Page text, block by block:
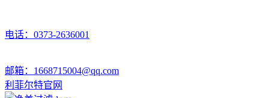
电话：0373-2636001
邮箱：1668715004@qq.com
利菲尔特官网